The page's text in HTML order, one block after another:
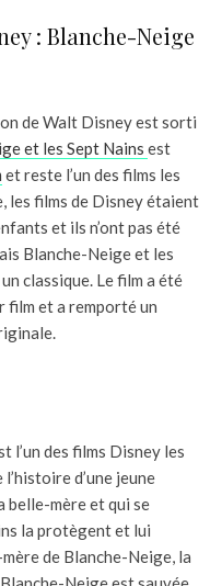
: Blanche-Neige
de Walt Disney est sorti
et les Sept Nains est
et reste l’un des films les
les films de Disney étaient
et ils n’ont pas été
Blanche-Neige et les
classique. Le film a été
film et a remporté un
l’un des films Disney les
d’une jeune
belle-mère et qui se
la protègent et lui
de Blanche-Neige, la